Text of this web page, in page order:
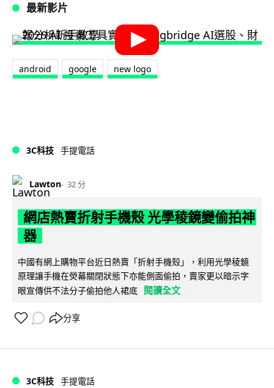
最新影片
android google new logo
3C科技 手提電話
Lawton 32 分
網店熱賣折射手機殼 光學稜鏡變偷拍神
器
中國有網上購物平台近日熱賣「折射手機殼」，利用光學稜鏡
原理讓手機在熒幕關閉狀態下亦能側面偷拍，賣家更以暗示字
眼宣傳供不法分子偷拍他人裙底
閱讀全文
分享
3C科技 手提電話